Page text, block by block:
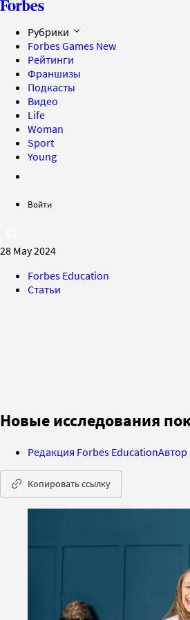
Рубрики
Forbes Games New
Рейтинги
Франшизы
Подкасты
Видео
Life
Woman
Sport
Young
Войти
28 May 2024
Forbes Education
Статьи
Новые исследования
Редакция Forbes EducationАвтор
Копировать ссылку